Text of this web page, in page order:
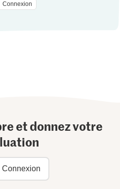
Connexion
et donnez votre
Connexion